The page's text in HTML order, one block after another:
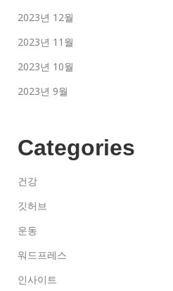
2023년 12월
2023년 11월
2023년 10월
2023년 9월
Categories
건강
깃허브
운동
워드프레스
인사이트